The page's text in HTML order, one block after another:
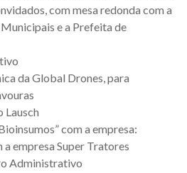
com mesa redonda com a
e a Prefeita de
da Global Drones, para
Lausch
com a empresa:
empresa Super Tratores
Administrativo